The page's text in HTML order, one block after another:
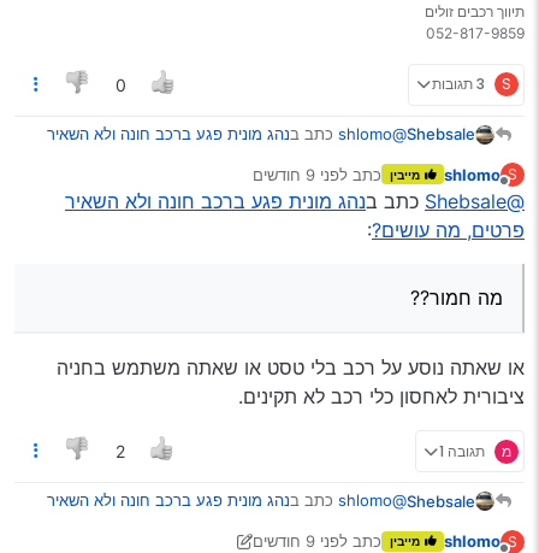
תיווך רכבים זולים
S 3 תגובות 0
Shebsale
@shlomo כתב בנהג מונית פגע ברכב חונה ולא השאיר
@Shebsale
העובדה שהרכב בלי טסט וביטוח חובה
היא חמורה, אבל חסרת קשר למקרה דנן.
מה חמור?? הרכב חונה חודשיים בלי לזוז.
צד ג’ כמובן.
מכל מקום, אתה יכול לפנות למשטרה שיאתרו את
בעל הרכב ומשם לתבוע אותו או את חברת הביטוח
לאתר את הנהג?
מה הסיכוי שחברת הביטוח תשלם בלי להתווכח?
S
מנותק
shlomo מייבין כתב לפני 9 חודשים
נערך לאחרונה על ידי
@Shebsale כתב בנהג מונית פגע ברכב חונה ולא השאיר
פרטים, מה עושים?:
מה חמור??
או שאתה נוסע על רכב בלי טסט או שאתה משתמש בחניה
ציבורית לאחסון כלי רכב לא תקינים.
מ תגובה 1 2
Shebsale
@shlomo כתב בנהג מונית פגע ברכב חונה ולא השאיר
S
shlomo מייבין כתב לפני 9 חודשים